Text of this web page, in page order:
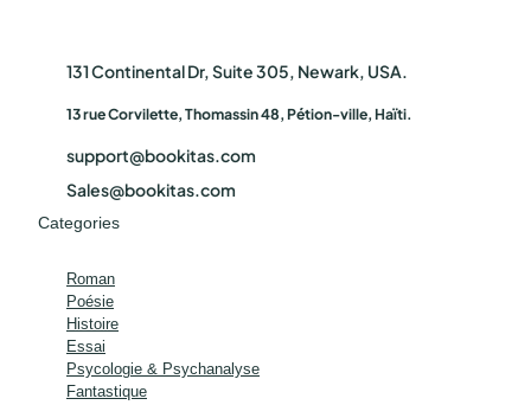
131 Continental Dr, Suite 305, Newark, USA.
13 rue Corvilette, Thomassin 48, Pétion-ville, Haïti.
support@bookitas.com
Sales@bookitas.com
Categories
Roman
Poésie
Histoire
Essai
Psycologie & Psychanalyse
Fantastique